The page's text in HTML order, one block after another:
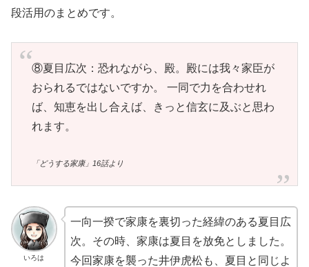
段活用のまとめです。
⑧夏目広次：恐れながら、殿。殿には我々家臣が
おられるではないですか。 一同で力を合わせれ
ば、知恵を出し合えば、きっと信玄に及ぶと思わ
れます。
「どうする家康」16話より
いろは
一向一揆で家康を裏切った経緯のある夏目広
次。その時、家康は夏目を放免としました。
今回家康を襲った井伊虎松も、夏目と同じよ